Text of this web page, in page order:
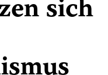
sich